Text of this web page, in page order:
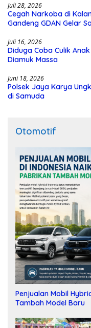
Juli 28, 2026
Cegah Narkoba di
Gandeng GDAN Gelar
Juli 16, 2026
Diduga Coba Culik
Diamuk Massa
Juni 18, 2026
Polsek Jaya Karya
di Samuda
Otomotif
Penjualan Mobil
Tambah Model Baru